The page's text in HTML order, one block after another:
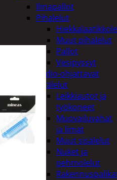
Ilmapallot
Pihalelut
Muut pihalelut
Pallot
Vesipyssyt
Radio-ohjattavat
Sisälelut
Leikkiautot ja
työkoneet
Muovailuvahat
ja limat
Muut sisälelut
Nuket ja
pehmolelut